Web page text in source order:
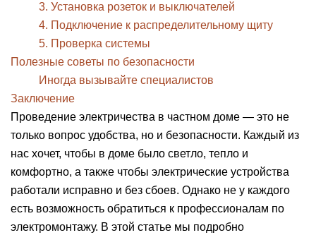
3. Установка розеток и выключателей
4. Подключение к распределительному щиту
5. Проверка системы
Полезные советы по безопасности
Иногда вызывайте специалистов
Заключение
Проведение электричества в частном доме — это не
только вопрос удобства, но и безопасности. Каждый из
нас хочет, чтобы в доме было светло, тепло и
комфортно, а также чтобы электрические устройства
работали исправно и без сбоев. Однако не у каждого
есть возможность обратиться к профессионалам по
электромонтажу. В этой статье мы подробно